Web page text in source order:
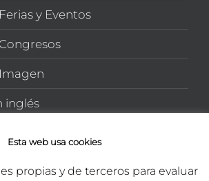
y Eventos
inglés
Esta web usa cookies
propias y de terceros para evaluar